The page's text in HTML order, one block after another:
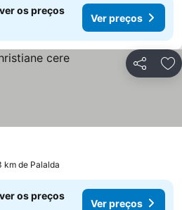
os preços
Ver preços
Partilhar
km de Palalda
os preços
Ver preços